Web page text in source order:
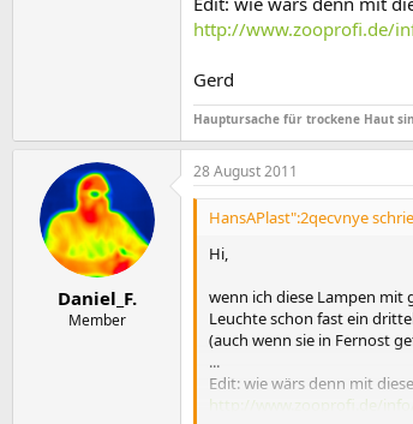
http://www.zooprofi.de/
Gerd
Hauptursache für trockene Haut
Daniel_F.
Member
28 August 2011
HansAPlast":2qecvnye
Hi,
wenn ich diese Lampen
Leuchte schon fast ein
(auch wenn sie in Fernost
...
Edit: wie wärs denn mit
http://www.zooprofi.de/info/